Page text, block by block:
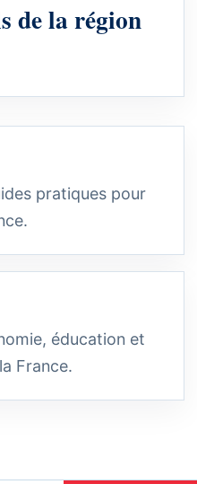
de la région
pratiques pour
éducation et
France.